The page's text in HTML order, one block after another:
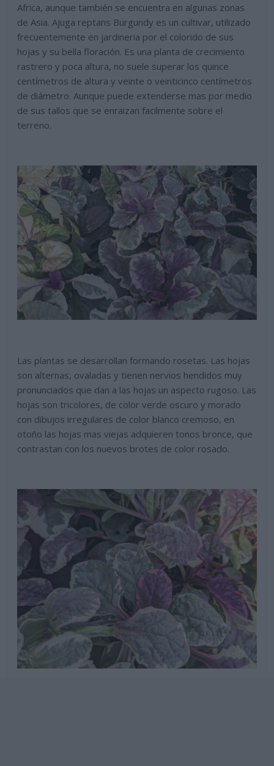
Africa, aunque también se encuentra en algunas zonas
de Asia. Ajuga reptans Burgundy es un cultivar, utilizado
frecuentemente en jardineria por el colorido de sus
hojas y su bella floración. Es una planta de crecimiento
rastrero y poca altura, no suele superar los quince
centímetros de altura y veinte o veinticinco centímetros
de diámetro. Aunque puede extenderse mas por medio
de sus tallos que se enraizan facilmente sobre el
terreno.
Las plantas se desarrollan formando rosetas. Las hojas
son alternas, ovaladas y tienen nervios hendidos muy
pronunciados que dan a las hojas un aspecto rugoso. Las
hojas son tricolores, de color verde oscuro y morado
con dibujos irregulares de color blanco cremoso, en
otoño las hojas mas viejas adquieren tonos bronce, que
contrastan con los nuevos brotes de color rosado.